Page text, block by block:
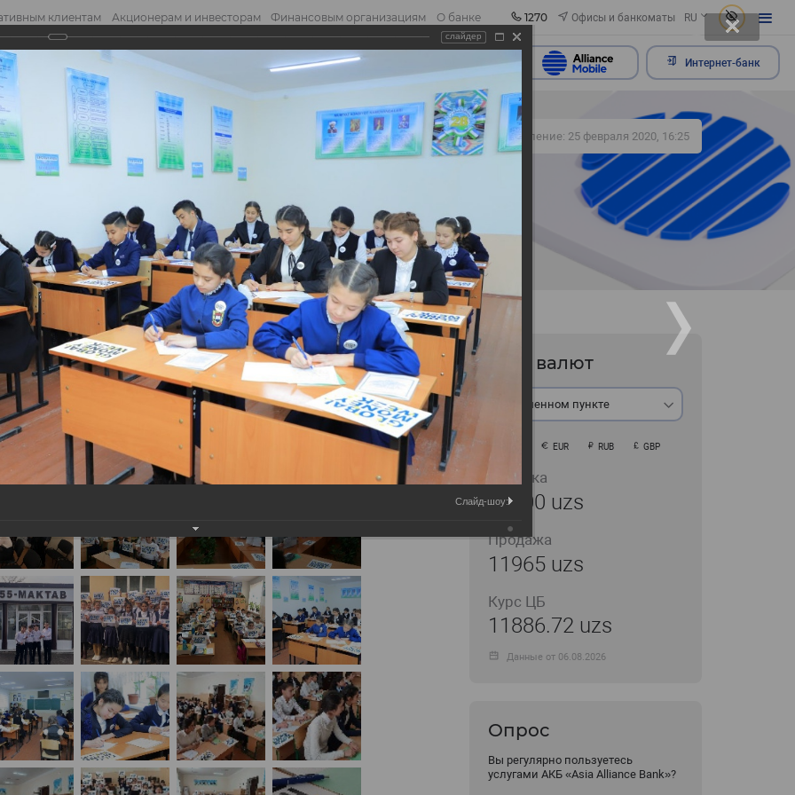
клиентам Акционерам и инвесторам Финансовым организациям О банке 1270 Офисы и банкоматы RU
обращение Отправить обращение Интернет-банк
школьников - Global Money Week! 381 Обновление: 25 февраля 2020, 16:25
школьников -
Курс валют
В обменном пункте
EUR RUB GBP
Покупка
11900 uzs
Продажа
11965 uzs
Курс ЦБ
11886.72 uzs
Данные от 06.08.2026
Опрос
Вы регулярно пользуетесь
услугами АКБ «Asia Alliance Bank»?
слайдер
Слайд-шоу: